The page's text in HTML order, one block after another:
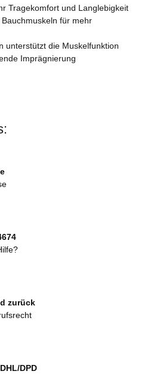
Tragekomfort und Langlebigkeit
für mehr
unterstützt die Muskelfunktion
Imprägnierung
zurück
DPD